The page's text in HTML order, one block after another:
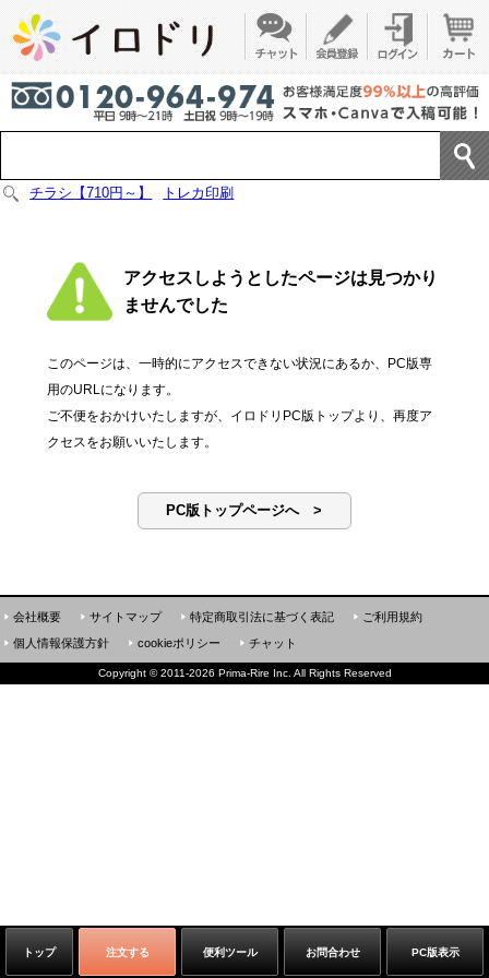
チラシ【710円～】 トレカ印刷
アクセスしようとしたページは見つかり
ませんでした
このページは、一時的にアクセスできない状況にあるか、PC版専
用のURLになります。
ご不便をおかけいたしますが、イロドリPC版トップより、再度ア
クセスをお願いいたします。
PC版トップページへ >
トップ 注文する 便利ツール お問合わせ PC版表示
会社概要 サイトマップ 特定商取引法に基づく表記
ご利用規約
個人情報保護方針
cookieポリシー チャット
Copyright ©2011-2026 Prima-Rire Inc. All Rights Reserved